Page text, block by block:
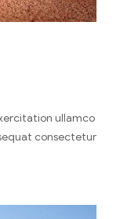
ullamco
consectetur